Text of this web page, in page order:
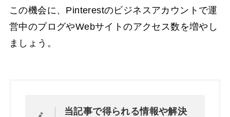
この機会に、Pinterestのビジネスアカウントで運
営中のブログやWebサイトのアクセス数を増やし
ましょう。
当記事で得られる情報や解決